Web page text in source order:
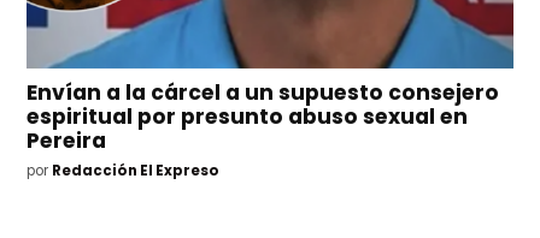
Envían a la cárcel a un supuesto consejero
espiritual por presunto abuso sexual en
Pereira
por Redacción El Expreso